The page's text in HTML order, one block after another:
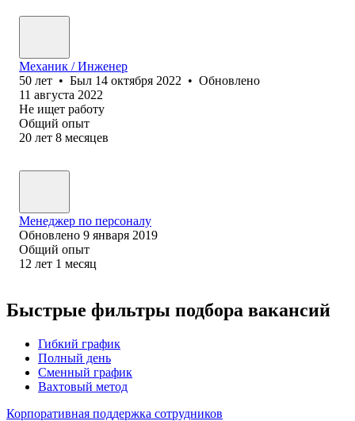
Механик / Инженер
50 лет • Был 14 октября 2022 • Обновлено
11 августа 2022
Не ищет работу
Общий опыт
20 лет 8 месяцев
Менеджер по персоналу
Обновлено 9 января 2019
Общий опыт
12 лет 1 месяц
Быстрые фильтры подбора вакансий
Гибкий график
Полный день
Сменный график
Вахтовый метод
Корпоративная поддержка сотрудников